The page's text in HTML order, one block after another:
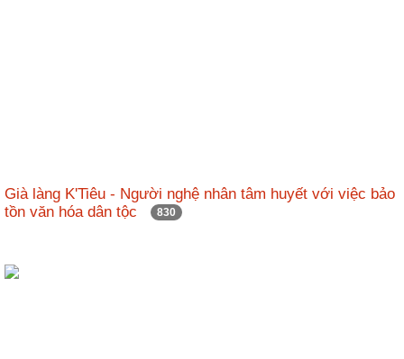
Già làng K'Tiêu - Người nghệ nhân tâm huyết với việc bảo
tồn văn hóa dân tộc
830